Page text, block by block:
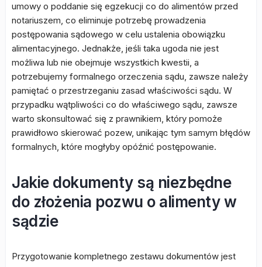
umowy o poddanie się egzekucji co do alimentów przed
notariuszem, co eliminuje potrzebę prowadzenia
postępowania sądowego w celu ustalenia obowiązku
alimentacyjnego. Jednakże, jeśli taka ugoda nie jest
możliwa lub nie obejmuje wszystkich kwestii, a
potrzebujemy formalnego orzeczenia sądu, zawsze należy
pamiętać o przestrzeganiu zasad właściwości sądu. W
przypadku wątpliwości co do właściwego sądu, zawsze
warto skonsultować się z prawnikiem, który pomoże
prawidłowo skierować pozew, unikając tym samym błędów
formalnych, które mogłyby opóźnić postępowanie.
Jakie dokumenty są niezbędne
do złożenia pozwu o alimenty w
sądzie
Przygotowanie kompletnego zestawu dokumentów jest